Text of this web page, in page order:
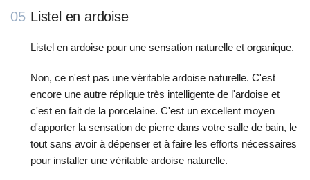
05 Listel en ardoise
Listel en ardoise pour une sensation naturelle et organique.
Non, ce n'est pas une véritable ardoise naturelle. C'est
encore une autre réplique très intelligente de l'ardoise et
c'est en fait de la porcelaine. C'est un excellent moyen
d'apporter la sensation de pierre dans votre salle de bain, le
tout sans avoir à dépenser et à faire les efforts nécessaires
pour installer une véritable ardoise naturelle.